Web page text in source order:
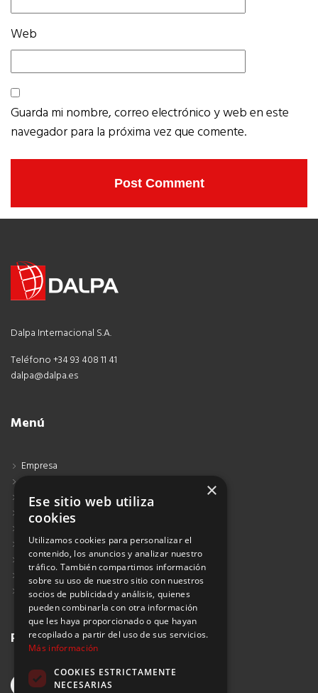
Web
Guarda mi nombre, correo electrónico y web en este
navegador para la próxima vez que comente.
Dalpa Internacional S.A.
Teléfono +34 93 408 11 41
dalpa@dalpa.es
Menú
Empresa
Blog
Aviso Legal
Política de Privacidad
Política de Cookies
Política de Privacidad Redes Sociales
Suscribirse al Newsletter
Redes sociales
×
Ese sitio web utiliza
cookies
Utilizamos cookies para personalizar el
contenido, los anuncios y analizar nuestro
tráfico. También compartimos información
sobre su uso de nuestro sitio con nuestros
socios de publicidad y análisis, quienes
pueden combinarla con otra información
que les haya proporcionado o que hayan
recopilado a partir del uso de sus servicios.
Más información
COOKIES ESTRICTAMENTE
NECESARIAS